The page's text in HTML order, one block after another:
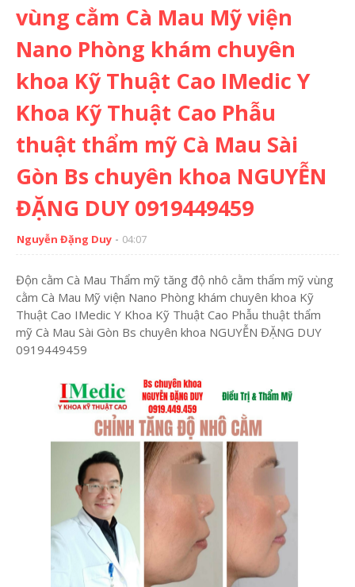
vùng cằm Cà Mau Mỹ viện
Nano Phòng khám chuyên
khoa Kỹ Thuật Cao IMedic Y
Khoa Kỹ Thuật Cao Phẫu
thuật thẩm mỹ Cà Mau Sài
Gòn Bs chuyên khoa NGUYỄN
ĐẶNG DUY 0919449459
Nguyễn Đặng Duy 04:07
Độn cằm Cà Mau Thẩm mỹ tăng độ nhô cằm thẩm mỹ vùng
cằm Cà Mau Mỹ viện Nano Phòng khám chuyên khoa Kỹ
Thuật Cao IMedic Y Khoa Kỹ Thuật Cao Phẫu thuật thẩm
mỹ Cà Mau Sài Gòn Bs chuyên khoa NGUYỄN ĐẶNG DUY
0919449459